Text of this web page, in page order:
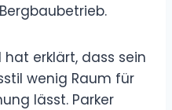
hat erklärt, dass sein
wenig Raum für
lässt. Parker